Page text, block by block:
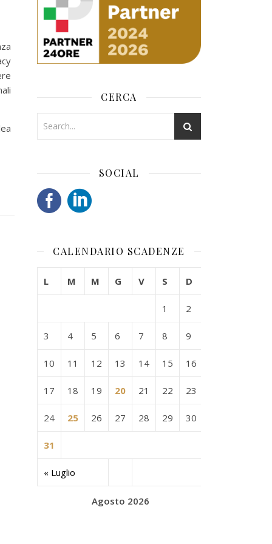
CERCA
SOCIAL
CALENDARIO SCADENZE
Agosto 2026
L M M G V S D
« Luglio
1 2
3 4 5 6 7 8 9
10 11 12 13 14 15 16
17 18 19 20 21 22 23
24 25 26 27 28 29 30
31